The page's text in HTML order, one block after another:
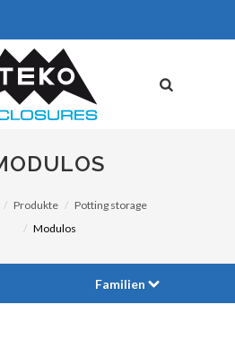
Produkte
Potting storage
Modulos
Familien